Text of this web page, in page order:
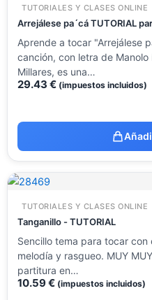
TUTORIALES Y CLASES ONLINE
Arrejálese pa´cá TUTORIAL
Aprende a tocar "Arrejálese
canción, con letra de
Millares, es una…
29.43 € (impuestos incluidos)
TUTORIALES Y CLASES ONLINE
Tanganillo - TUTORIAL
Sencillo tema para tocar
melodía y rasgueo. MUY
partitura en…
10.59€ (impuestos incluidos)